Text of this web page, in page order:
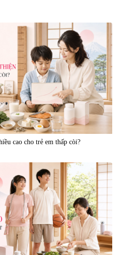
cao cho trẻ em thấp còi?